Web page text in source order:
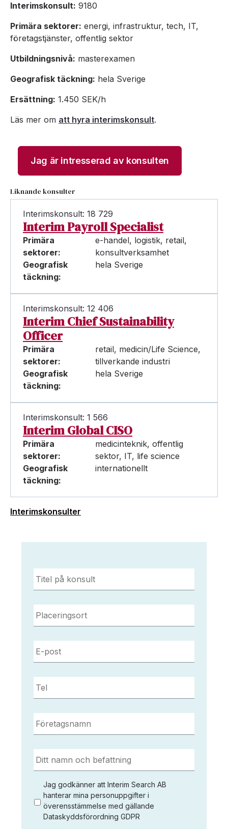
Interimskonsult: 9180
Primära sektorer: energi, infrastruktur, tech, IT,
företagstjänster, offentlig sektor
Utbildningsnivå: masterexamen
Geografisk täckning: hela Sverige
Ersättning: 1.450 SEK/h
Läs mer om att hyra interimskonsult.
Jag är intresserad av konsulten
Liknande konsulter
Interimskonsult: 18 729
Interim Payroll Specialist
Primära
sektorer:
e-handel, logistik, retail,
konsultverksamhet
Geografisk
täckning:
hela Sverige
Interimskonsult: 12 406
Interim Chief Sustainability
Officer
Primära
sektorer:
retail, medicin/Life Science,
tillverkande industri
Geografisk
täckning:
hela Sverige
Interimskonsult: 1 566
Interim Global CISO
Primära
sektorer:
medicinteknik, offentlig
sektor, IT, life science
Geografisk
täckning:
internationellt
Interimskonsulter
Titel
på
konsult *
Placeringsort *
E-
post *
Tel *
Företagsnamn *
Ditt
namn
och
befattning *
Jag
godkänner
att
Interim
Jag godkänner att Interim Search AB
hanterar mina personuppgifter i
överensstämmelse med gällande
Dataskyddsförordning GDPR